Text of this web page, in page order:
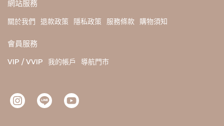
網站服務
關於我們 退款政策 隱私政策 服務條款 購物須知
會員服務
VIP / VVIP 我的帳戶 導航門市